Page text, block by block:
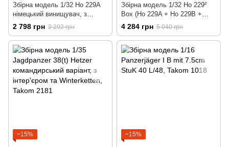
Збірна модель 1/32 Ho 229A
німецький винищувач, з
фігурою пілота 1/16, Takom
2 798 грн 3 292 грн
Збірна модель 1/32 Ho 229²
Box (Ho 229A + Ho 229B +
фігура пілота), Takom 32001W
(обмежена серія)
4 284 грн 5 040 грн
−15% −15%